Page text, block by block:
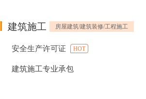
建筑施工 房屋建筑/建筑装修/工程施工
安全生产许可证 HOT
建筑施工专业承包